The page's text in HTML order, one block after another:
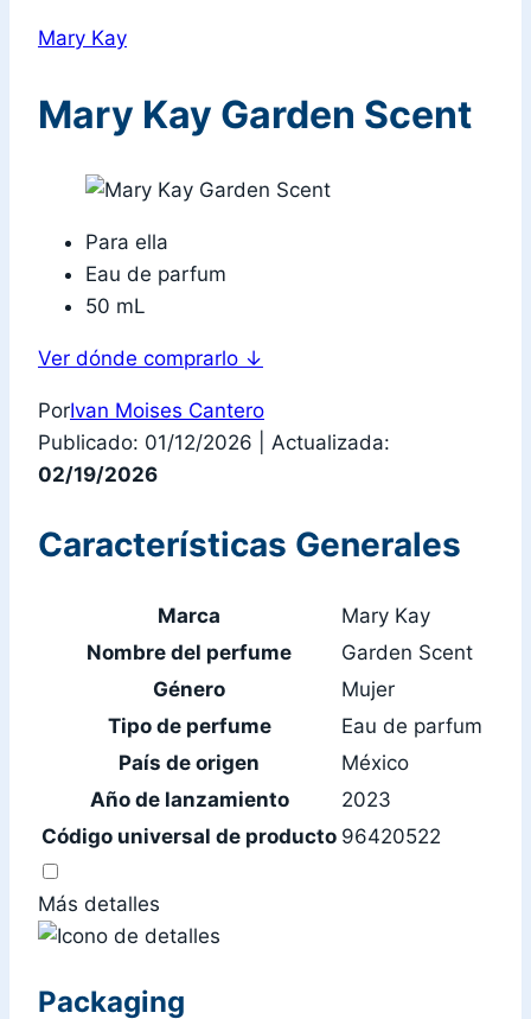
Mary Kay
Mary Kay Garden Scent
Para ella
Eau de parfum
50 mL
Ver dónde comprarlo ↓
PorIvan Moises Cantero
Publicado: 01/12/2026
Actualizada:
02/19/2026
Características Generales
Marca
Mary Kay
Nombre del perfume
Garden Scent
Género
Mujer
Tipo de perfume
Eau de parfum
País de origen
México
Año de lanzamiento
2023
Código universal de producto 96420522
Más detalles
Packaging